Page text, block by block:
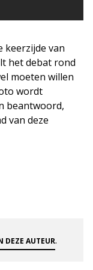
keerzijde van
het debat rond
moeten willen
wordt
beantwoord,
van deze
DEZE AUTEUR.